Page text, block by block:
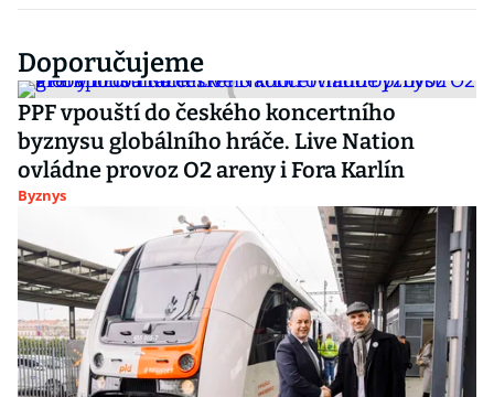
Doporučujeme
PPF vpouští do českého koncertního
byznysu globálního hráče. Live Nation
ovládne provoz O2 areny i Fora Karlín
Byznys